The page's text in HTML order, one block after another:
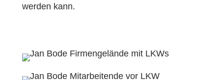
werden kann.